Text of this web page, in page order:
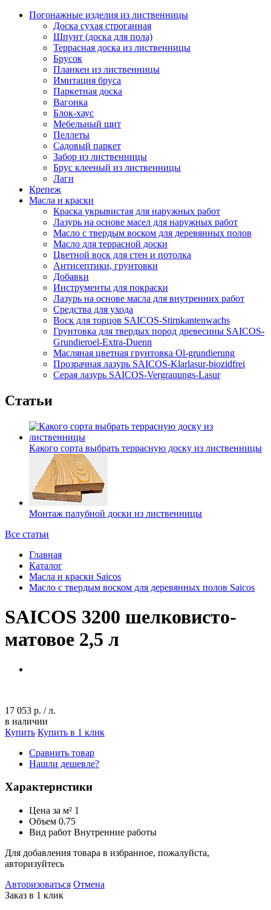
Погонажные изделия из лиственницы
Доска сухая строганная
Шпунт (доска для пола)
Террасная доска из лиственницы
Брусок
Планкен из лиственницы
Имитация бруса
Паркетная доска
Вагонка
Блок-хаус
Мебельный щит
Пеллеты
Садовый паркет
Забор из лиственницы
Брус клееный из лиственницы
Лаги
Крепеж
Масла и краски
Краска укрывистая для наружных работ
Лазурь на основе масел для наружных работ
Масло с твердым воском для деревянных полов
Масло для террасной доски
Цветной воск для стен и потолка
Антисептики, грунтовки
Добавки
Инструменты для покраски
Лазурь на основе масла для внутренних работ
Средства для ухода
Воск для торцов SAICOS-Stirnkantenwachs
Грунтовка для твердых пород древесины SAICOS-
Grundieroel-Extra-Duenn
Масляная цветная грунтовка Ol-grundierung
Прозрачная лазурь SAICOS-Klarlasur-biozidfrei
Серая лазурь SAICOS-Vergrauungs-Lasur
Статьи
Какого сорта выбрать террасную доску из лиственницы
Монтаж палубной доски из лиственницы
Все статьи
Главная
Каталог
Масла и краски Saicos
Масло с твердым воском для деревянных полов Saicos
SAICOS 3200 шелковисто-
матовое 2,5 л
17 053 р. /л.
в наличии
Купить Купить в 1 клик
Сравнить товар
Нашли дешевле?
Характеристики
Цена за м² 1
Объем 0.75
Вид работ Внутренние работы
Для добавления товара в избранное, пожалуйста,
авторизуйтесь
Авторизоваться Отмена
Заказ в 1 клик